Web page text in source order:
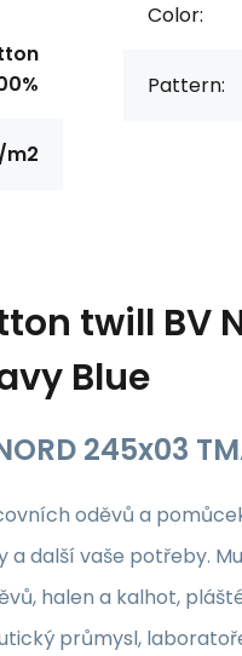
m2
Color:
Pattern:
twill BV
Blue
245x03
oděvů a
další vaše potřeby.
halen a kalhot,
průmysl,